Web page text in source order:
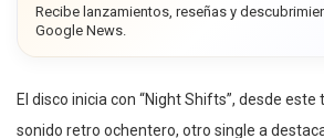
Recibe lanzamientos, reseñas y
Google News.
El disco inicia con “Night Shifts”, desde
sonido retro ochentero, otro single a